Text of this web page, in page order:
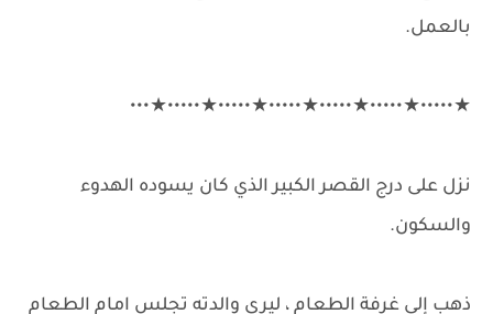
بالعمل.
★•••••★•••••★•••••★•••••★•••••★•••••★•••
نزل على درج القصر الكبير الذي كان يسوده الهدوء
والسكون.
ذهب إلى غرفة الطعام ، ليرى والدته تجلس امام الطعام